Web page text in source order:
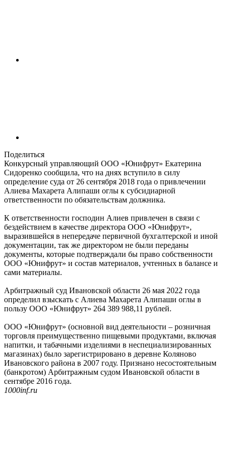
Поделиться
Конкурсный управляющий ООО «Юнифрут» Екатерина
Сидоренко сообщила, что на днях вступило в силу
определение суда от 26 сентября 2018 года о привлечении
Алиева Махарета Алипаши оглы к субсидиарной
ответственности по обязательствам должника.
К ответственности господин Алиев привлечен в связи с
бездействием в качестве директора ООО «Юнифрут»,
выразившейся в непередаче первичной бухгалтерской и иной
документации, так же директором не были переданы
документы, которые подтверждали бы право собственности
ООО «Юнифрут» и состав материалов, учтенных в балансе и
сами материалы.
Арбитражный суд Ивановской области 26 мая 2022 года
определил взыскать с Алиева Махарета Алипаши оглы в
пользу ООО «Юнифрут» 264 389 988,11 рублей.
ООО «Юнифрут» (основной вид деятельности – розничная
торговля преимущественно пищевыми продуктами, включая
напитки, и табачными изделиями в неспециализированных
магазинах) было зарегистрировано в деревне Коляново
Ивановского района в 2007 году. Признано несостоятельным
(банкротом) Арбитражным судом Ивановской области в
сентябре 2016 года.
1000inf.ru